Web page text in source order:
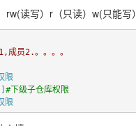
rw(读写）r（只读）w(只能写）
1,成员2.。。。。
限